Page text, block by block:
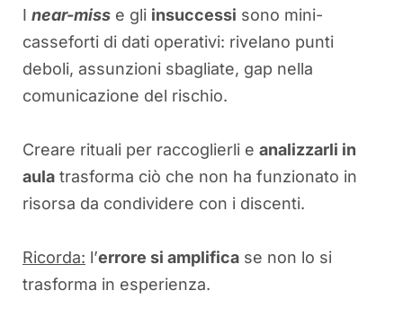
I near-miss e gli insuccessi sono mini-
casseforti di dati operativi: rivelano punti
deboli, assunzioni sbagliate, gap nella
comunicazione del rischio.
Creare rituali per raccoglierli e analizzarli in
aula trasforma ciò che non ha funzionato in
risorsa da condividere con i discenti.
Ricorda: l’errore si amplifica se non lo si
trasforma in esperienza.